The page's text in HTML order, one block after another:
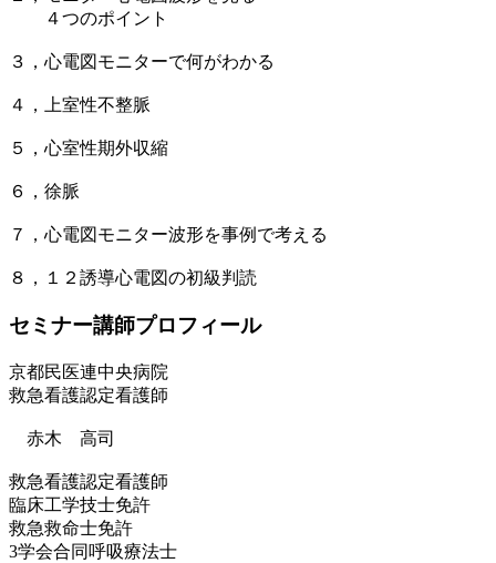
４つのポイント
３，心電図モニターで何がわかる
４，上室性不整脈
５，心室性期外収縮
６，徐脈
７，心電図モニター波形を事例で考える
８，１２誘導心電図の初級判読
セミナー講師プロフィール
京都民医連中央病院
救急看護認定看護師
赤木 高司
救急看護認定看護師
臨床工学技士免許
救急救命士免許
3学会合同呼吸療法士